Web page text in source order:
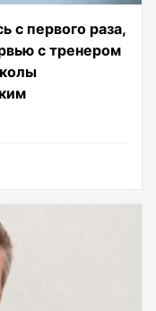
с первого раза,
с тренером